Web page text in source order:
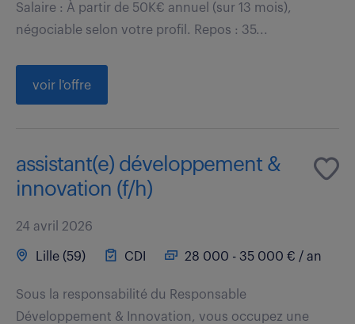
Salaire : À partir de 50K€ annuel (sur 13 mois),
négociable selon votre profil. Repos : 35...
voir l'offre
assistant(e) développement &
innovation (f/h)
24 avril 2026
Lille (59) CDI 28 000 - 35 000 € / an
Sous la responsabilité du Responsable
Développement & Innovation, vous occupez une